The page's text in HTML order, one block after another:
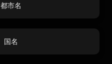
都市名
国名